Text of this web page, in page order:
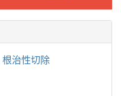
根治性切除